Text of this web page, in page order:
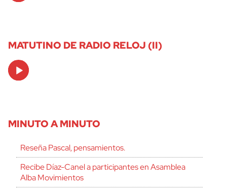
MATUTINO DE RADIO RELOJ (II)
Audio
Player
MINUTO A MINUTO
Reseña Pascal, pensamientos.
Recibe Díaz-Canel a participantes en Asamblea
Alba Movimientos